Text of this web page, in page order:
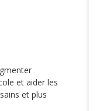
et aider les
et plus